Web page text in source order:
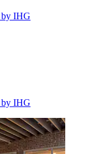
by IHG
by IHG